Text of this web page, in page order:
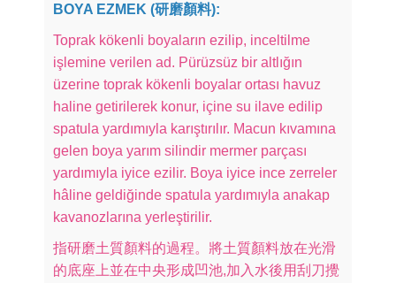
BOYA EZMEK (研磨顏料):
Toprak kökenli boyaların ezilip, inceltilme
işlemine verilen ad. Pürüzsüz bir altlığın
üzerine toprak kökenli boyalar ortası havuz
haline getirilerek konur, içine su ilave edilip
spatula yardımıyla karıştırılır. Macun kıvamına
gelen boya yarım silindir mermer parçası
yardımıyla iyice ezilir. Boya iyice ince zerreler
hâline geldiğinde spatula yardımıyla anakap
kavanozlarına yerleştirilir.
指研磨土質顏料的過程。將土質顏料放在光滑
的底座上並在中央形成凹池,加入水後用刮刀攪